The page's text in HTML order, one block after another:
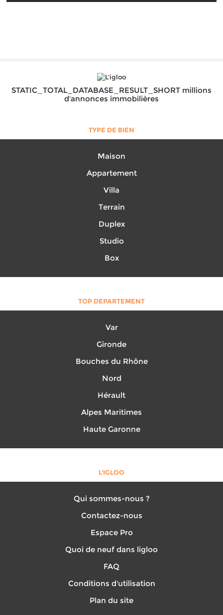
STATIC_TOTAL_DATABASE_RESULT_SHORT millions
d'annonces immobilières
TYPE DE BIEN
Maison
Appartement
Villa
Terrain
Duplex
Studio
Box
TOP DEPARTEMENT
Var
Gironde
Bouches du Rhône
Nord
Hérault
Alpes Maritimes
Haute Garonne
L'IGLOO
Qui sommes-nous ?
Contactez-nous
Espace Pro
Quoi de neuf dans ligloo
FAQ
Conditions d'utilisation
Plan du site